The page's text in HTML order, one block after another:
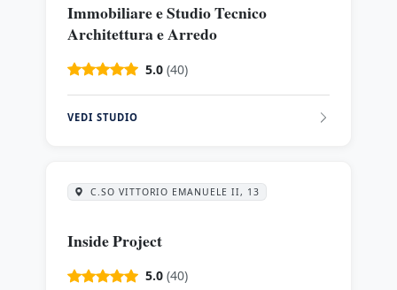
Immobiliare e Studio Tecnico
Architettura e Arredo
5.0 (40)
VEDI STUDIO
C.SO VITTORIO EMANUELE II, 13
Inside Project
5.0 (40)